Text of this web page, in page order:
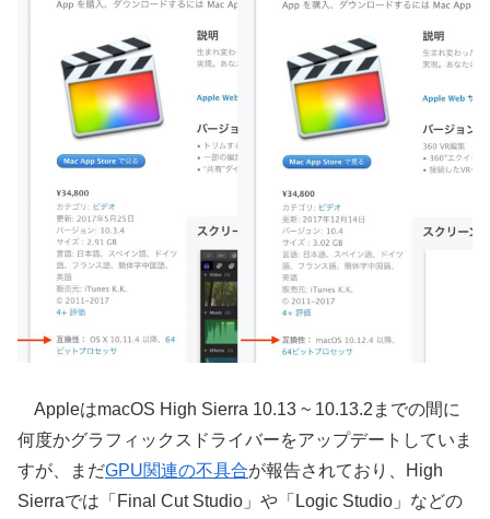
AppleはmacOS High Sierra 10.13 ~ 10.13.2までの間に
何度かグラフィックスドライバーをアップデートしていま
すが、まだGPU関連の不具合が報告されており、High
Sierraでは「Final Cut Studio」や「Logic Studio」などの